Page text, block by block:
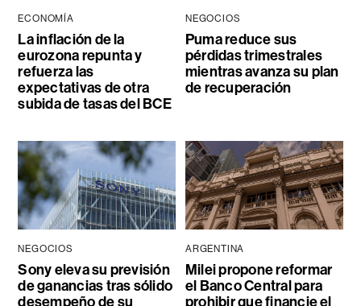
ECONOMÍA
La inflación de la
eurozona repunta y
refuerza las
expectativas de otra
subida de tasas del BCE
NEGOCIOS
Puma reduce sus
pérdidas trimestrales
mientras avanza su plan
de recuperación
NEGOCIOS
Sony eleva su previsión
de ganancias tras sólido
desempeño de su
ARGENTINA
Milei propone reformar
el Banco Central para
prohibir que financie el